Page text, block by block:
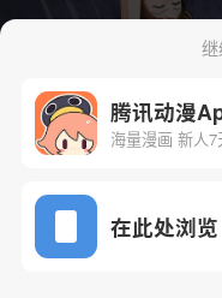
腾讯动漫
海量漫画 新人
在此处浏览